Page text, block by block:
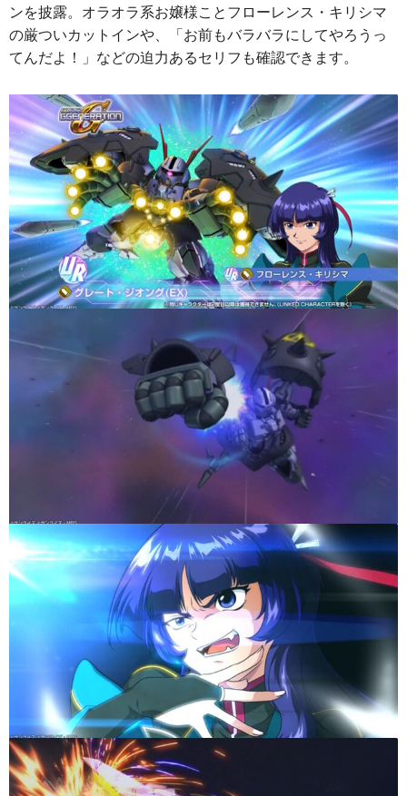
ンを披露。オラオラ系お嬢様ことフローレンス・キリシマ
の厳ついカットインや、「お前もバラバラにしてやろうっ
てんだよ！」などの迫力あるセリフも確認できます。